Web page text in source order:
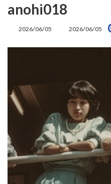
anohi018
2026/06/05
最
2026/06/05